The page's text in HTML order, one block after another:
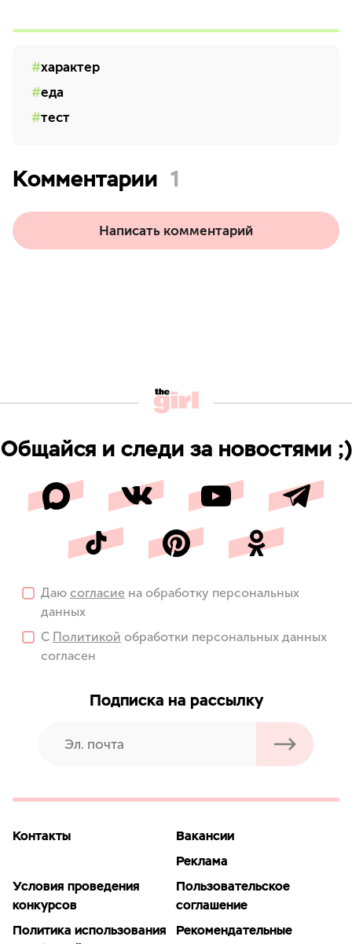
характер
еда
тест
Комментарии 1
Написать комментарий
Общайся и следи за новостями ;)
Даю согласие на обработку персональных
данных
С Политикой обработки персональных данных
согласен
Подписка на рассылку
Контакты
Вакансии
Реклама
Условия проведения
конкурсов
Пользовательское
соглашение
Политика использования
Рекомендательные